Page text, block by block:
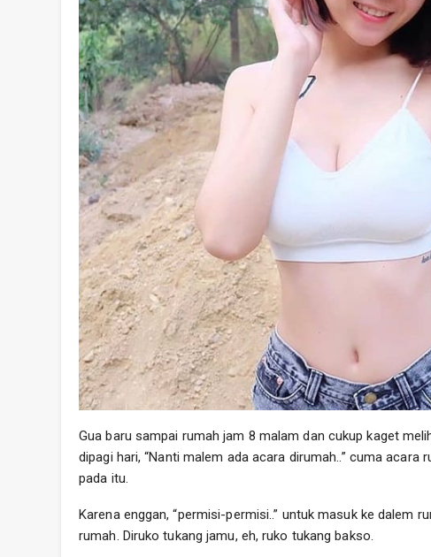
Gua baru sampai rumah jam 8 malam dan cukup kaget
dipagi hari, “Nanti malem ada acara dirumah..” cuma
pada itu.
Karena enggan, “permisi-permisi..” untuk masuk ke dalem
rumah. Diruko tukang jamu, eh, ruko tukang bakso.